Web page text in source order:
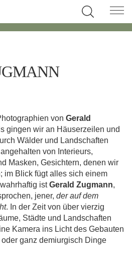
von Gerald
gingen wir an Häuserzeilen und
Wälder und Landschaften
von Interieurs,
Masken, Gesichtern, denen wir
im Blick fügt alles sich einem
istGerald Zugmann,
jener, der auf dem
. In der Zeit von über vierzig
Städte und Landschaften
Kamera ins Licht des Gebauten
ganz demiurgisch Dinge